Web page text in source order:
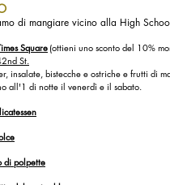
di mangiare vicino alla High
Square(ottieni uno sconto del 10%
St.
insalate, bistecche e ostriche e frutti di
all'1 di notte il venerdì e il sabato.
di polpette